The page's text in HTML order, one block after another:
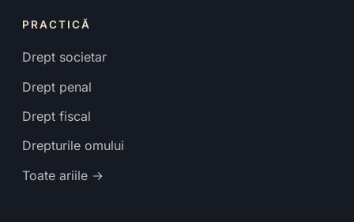
PRACTICĂ
Drept societar
Drept penal
Drept fiscal
Drepturile omului
Toate ariile →